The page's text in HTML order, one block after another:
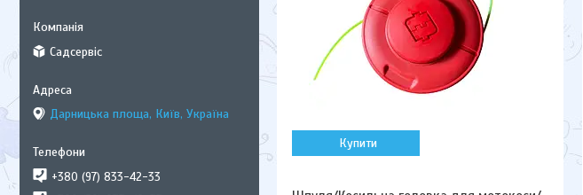
Купити
Садсервіс
Дарницька площа, Київ, Україна
+380 (97) 833-42-33